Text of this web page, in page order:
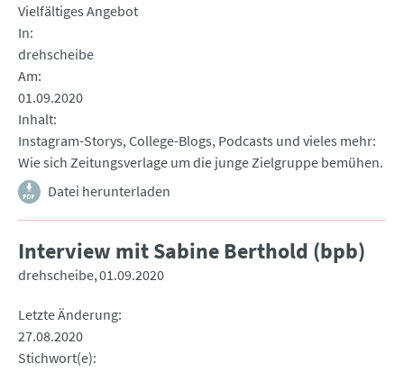
Vielfältiges Angebot
In
drehscheibe
Am
01.09.2020
Inhalt
Instagram-Storys, College-Blogs, Podcasts und vieles mehr:
Wie sich Zeitungsverlage um die junge Zielgruppe bemühen.
Datei herunterladen
Interview mit Sabine Berthold (bpb)
drehscheibe 01.09.2020
Letzte Änderung
27.08.2020
Stichwort(e)